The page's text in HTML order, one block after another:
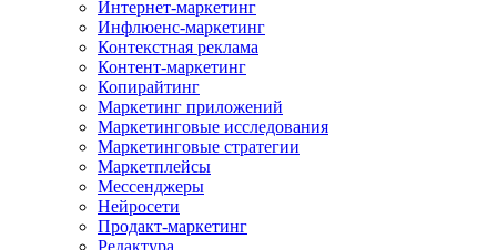
Интернет-маркетинг
Инфлюенс-маркетинг
Контекстная реклама
Контент-маркетинг
Копирайтинг
Маркетинг приложений
Маркетинговые исследования
Маркетинговые стратегии
Маркетплейсы
Мессенджеры
Нейросети
Продакт-маркетинг
Редактура